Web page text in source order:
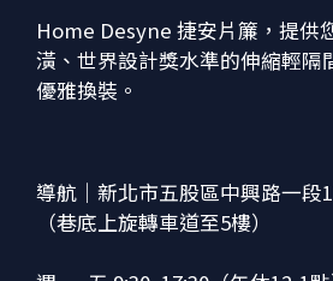
Home Desyne 捷安片簾，提供
潢、世界設計獎水準的伸縮輕隔
優雅換裝。
導航｜新北市五股區中興路一段
（巷底上旋轉車道至5樓）